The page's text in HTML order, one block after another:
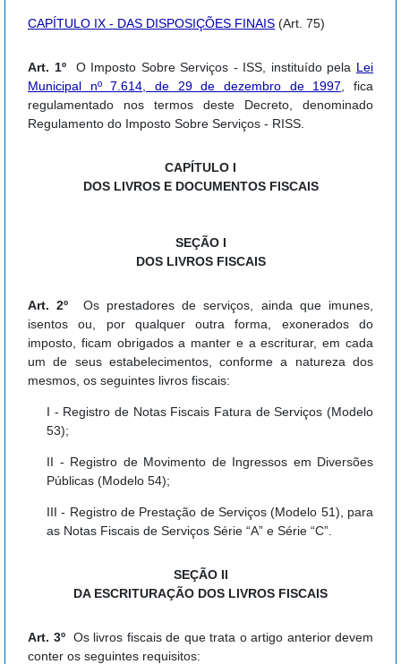
CAPÍTULO IX - DAS DISPOSIÇÕES FINAIS (Art. 75)
Art. 1º O Imposto Sobre Serviços - ISS, instituído pela Lei
Municipal nº 7.614, de 29 de dezembro de 1997 , fica
regulamentado nos termos deste Decreto, denominado
Regulamento do Imposto Sobre Serviços - RISS.
CAPÍTULO I
DOS LIVROS E DOCUMENTOS FISCAIS
SEÇÃO I
DOS LIVROS FISCAIS
Art. 2º Os prestadores de serviços, ainda que imunes,
isentos ou, por qualquer outra forma, exonerados do
imposto, ficam obrigados a manter e a escriturar, em cada
um de seus estabelecimentos, conforme a natureza dos
mesmos, os seguintes livros fiscais:
I - Registro de Notas Fiscais Fatura de Serviços (Modelo
53);
II - Registro de Movimento de Ingressos em Diversões
Públicas (Modelo 54);
III - Registro de Prestação de Serviços (Modelo 51), para
as Notas Fiscais de Serviços Série “A” e Série “C”.
SEÇÃO II
DA ESCRITURAÇÃO DOS LIVROS FISCAIS
Art. 3º Os livros fiscais de que trata o artigo anterior devem
conter os seguintes requisitos: